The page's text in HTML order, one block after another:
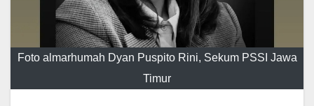
Foto almarhumah Dyan Puspito Rini, Sekum PSSI Jawa
Timur